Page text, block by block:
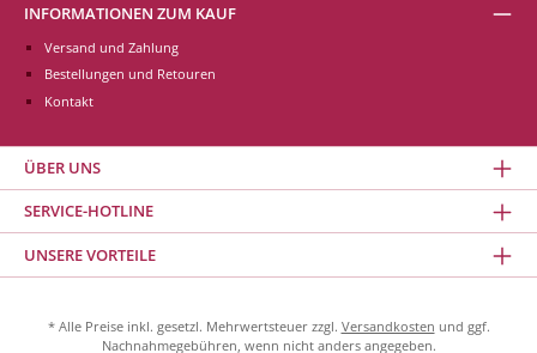
INFORMATIONEN ZUM KAUF
Versand und Zahlung
Bestellungen und Retouren
Kontakt
ÜBER UNS
SERVICE-HOTLINE
UNSERE VORTEILE
* Alle Preise inkl. gesetzl. Mehrwertsteuer zzgl. Versandkosten und ggf.
Nachnahmegebühren, wenn nicht anders angegeben.